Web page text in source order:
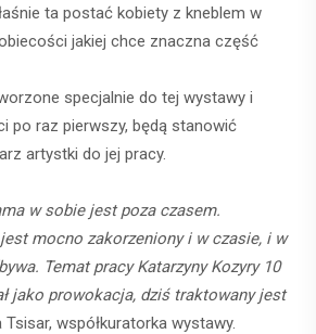
ta postać kobiety z kneblem w
jakiej chce znaczna część
specjalnie do tej wystawy i
po raz pierwszy, będą stanowić
artystki do jej pracy.
w sobie jest poza czasem.
mocno zakorzeniony i w czasie, i w
Temat pracy Katarzyny Kozyry 10
jako prowokacja, dziś traktowany jest
współkuratorka wystawy.